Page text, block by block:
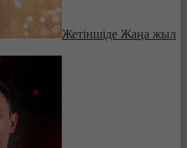
Жетіншіде Жаңа жыл